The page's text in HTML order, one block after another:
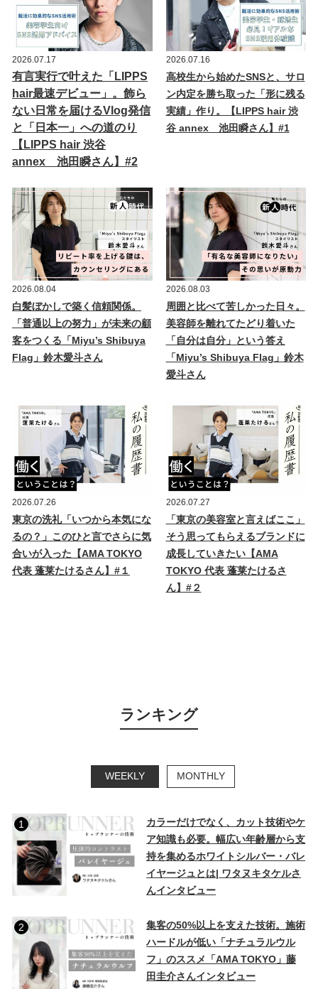
2026.07.17
有言実行で叶えた「LIPPS
hair最速デビュー」。飾ら
ない日常を届けるVlog発信
と「日本一」への道のり
【LIPPS hair 渋谷
annex 池田瞬さん】#2
2026.07.16
高校生から始めたSNSと、サロ
ン内定を勝ち取った「形に残る
実績」作り。【LIPPS hair 渋
谷 annex 池田瞬さん】#1
2026.08.04
白髪ぼかしで築く信頼関係。
「普通以上の努力」が未来の顧
客をつくる「Miyu’s Shibuya
Flag」鈴木愛斗さん
2026.08.03
周囲と比べて苦しかった日々。
美容師を離れてたどり着いた
「自分は自分」という答え
「Miyu’s Shibuya Flag」鈴木
愛斗さん
2026.07.26
東京の洗礼「いつから本気にな
るの？」このひと言でさらに気
合いが入った【AMA TOKYO
代表 蓬莱たけるさん】#１
2026.07.27
「東京の美容室と言えばここ」
そう思ってもらえるブランドに
成長していきたい【AMA
TOKYO 代表 蓬莱たけるさ
ん】#２
ランキング
WEEKLY MONTHLY
1
カラーだけでなく、カット技術やケ
ア知識も必要。幅広い年齢層から支
持を集めるホワイトシルバー・バレ
イヤージュとは| ワタヌキタケルさ
んインタビュー
2
集客の50%以上を支えた技術。施術
ハードルが低い「ナチュラルウル
フ」のススメ「AMA TOKYO」藤
田圭介さんインタビュー